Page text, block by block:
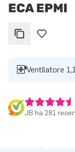
ECA EPMI
Ventilatore
JB ha 281